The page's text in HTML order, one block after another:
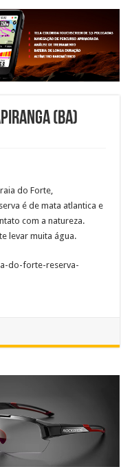
(BA)
do Forte,
é de mata atlantica e
com a natureza.
levar muita água.
do-forte-reserva-